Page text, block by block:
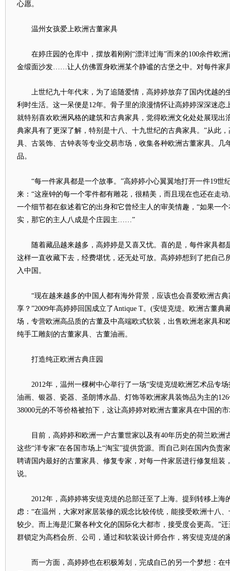
心愿。
温州女孩爱上欧洲古董家具
在婷庄园的仓库中，摆放着刚刚“漂洋过海”而来的100余件欧洲
金缎面沙发……让人仿佛置身欧洲某个静谧的古堡之中。对每件家
上世纪九十年代末，为了追随爱情，高婷婷放弃了国内优越的
利时生活。这一呆便是12年。骨子里的浪漫情怀让高婷婷深深迷恋
就特别喜欢欧洲风格的建筑和古典家具，觉得欧洲文化处处展现出
典家具有了更深了解，特别是十八、十九世纪的古典家具。”从此
具、古装饰、古钟表等专业交易市场，收集各种欧洲古董家具。几
品。
“每一件家具都是一个故事。”高婷婷小心翼翼地打开一件19世
来：“这座钟的每一个零件都有雕花，很精美，而且现在也还在走
一个细节都在叙述着它的出身和它曾经主人的审美情趣，“如果一
实，那它的主人八成是个庄园主……”
随着藏品越来越多，高婷婷是又喜又忧。喜的是，每件家具都
这样一直收藏下去，经费堪忧，还无处可放。高婷婷想到了把自己
入中国。
“现在越来越多的中国人都有海外背景，应该也会喜爱欧洲古典
享？”2009年高婷婷回国成立了Antique T。(安缇克缇。欧洲古董典
场，专营欧洲高品质的古董及中高端欧式软装，出售欧洲老家具和
纯手工雕刻的古董家具、古董油画。
打造纯正欧洲古典庄园
2012年，温州一棵树中心举行了一场“安缇克缇欧洲艺术品专场
油画、银器、瓷器、圣朗博水晶、灯饰等欧洲家具装饰品为主的
38000元的不等价格被拍下，这让高婷婷对欧洲古董家具在中国的
目前，高婷婷和欧洲一户古董世家以及有40年历史的荷兰欧洲
这些“洋专家”在各国市场上“淘宝”提供货源。而自己则在国内负责
聘请国内最好的古董家具、修复专家，对每一件家居进行修复组装
说。
2012年，高婷婷将安缇克缇的总部迁至了上海。提到转移上海
虑：“在温州，大家对家居装修的观念比较传统，能接受欧洲十八
较少。而上海是汇聚各种文化的国际化大都市，接受度会更高。”
群锁定为高档会所、公司，通过和软装设计师合作，将安缇克缇的
而一方面，高婷婷也在积极筹划，完成自己的另一个梦想：在